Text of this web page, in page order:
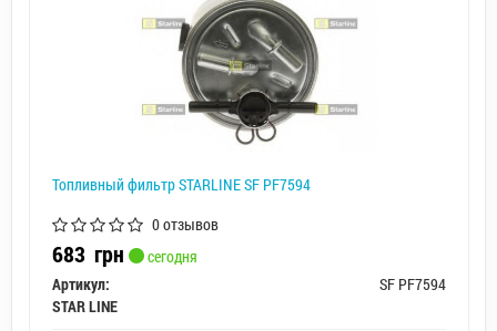
Топливный фильтр STARLINE SF PF7594
0 отзывов
683 грн
сегодня
Артикул:
SF PF7594
STAR LINE